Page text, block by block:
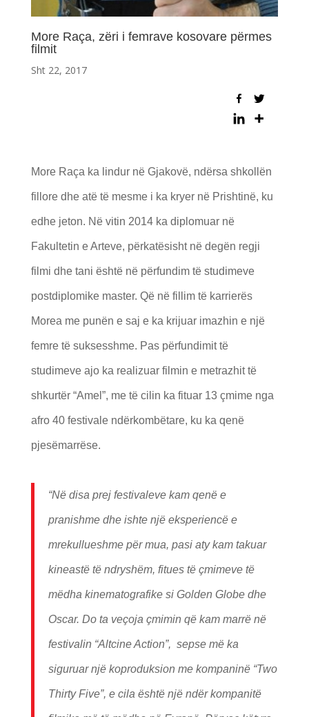
More Raça, zëri i femrave kosovare përmes
filmit
Sht 22, 2017
More Raça ka lindur në Gjakovë, ndërsa shkollën
fillore dhe atë të mesme i ka kryer në Prishtinë, ku
edhe jeton. Në vitin 2014 ka diplomuar në
Fakultetin e Arteve, përkatësisht në degën regji
filmi dhe tani është në përfundim të studimeve
postdiplomike master. Që në fillim të karrierës
Morea me punën e saj e ka krijuar imazhin e një
femre të suksesshme. Pas përfundimit të
studimeve ajo ka realizuar filmin e metrazhit të
shkurtër “Amel”, me të cilin ka fituar 13 çmime nga
afro 40 festivale ndërkombëtare, ku ka qenë
pjesëmarrëse.
“Në disa prej festivaleve kam qenë e
pranishme dhe ishte një eksperiencë e
mrekullueshme për mua, pasi aty kam takuar
kineastë të ndryshëm, fitues të çmimeve të
mëdha kinematografike si Golden Globe dhe
Oscar. Do ta veçoja çmimin që kam marrë në
festivalin “Altcine Action”, sepse më ka
siguruar një koproduksion me kompaninë “Two
Thirty Five”, e cila është një ndër kompanitë